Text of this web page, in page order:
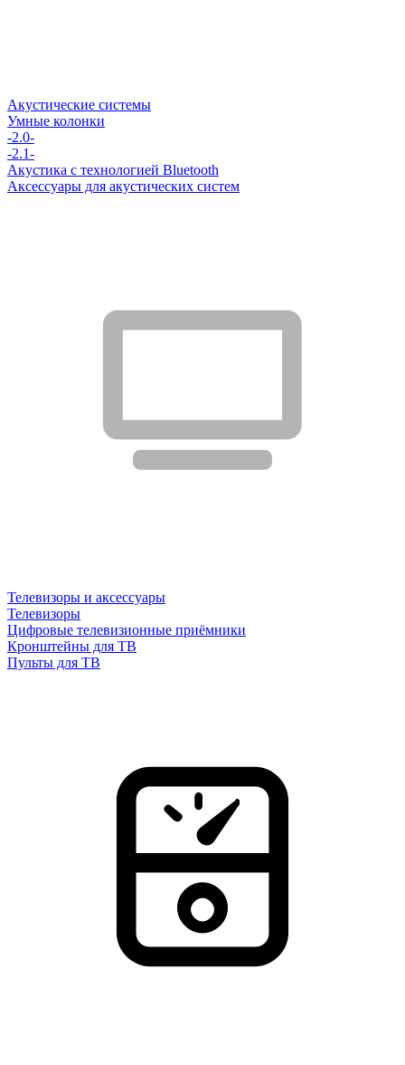
Акустические системы
Умные колонки
-2.0-
-2.1-
Акустика с технологией Bluetooth
Аксессуары для акустических систем
Телевизоры и аксессуары
Телевизоры
Цифровые телевизионные приёмники
Кронштейны для ТВ
Пульты для ТВ